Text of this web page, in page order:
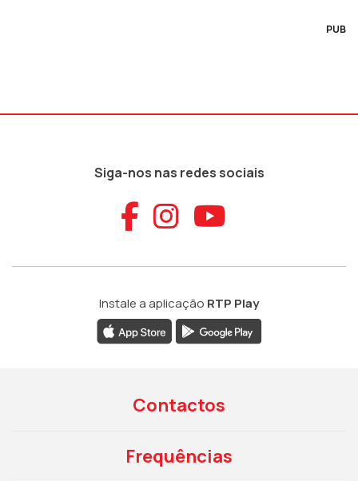
PUB
Siga-nos nas redes sociais
Aceder ao
Aceder ao
Aceder
Instale a aplicação RTP Play
Contactos
Frequências